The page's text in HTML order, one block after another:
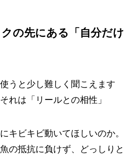
の先にある「自分だけ
うと少し難しく聞こえます
れは「リールとの相性」
キビキビ動いてほしいのか。
の抵抗に負けず、どっしりと